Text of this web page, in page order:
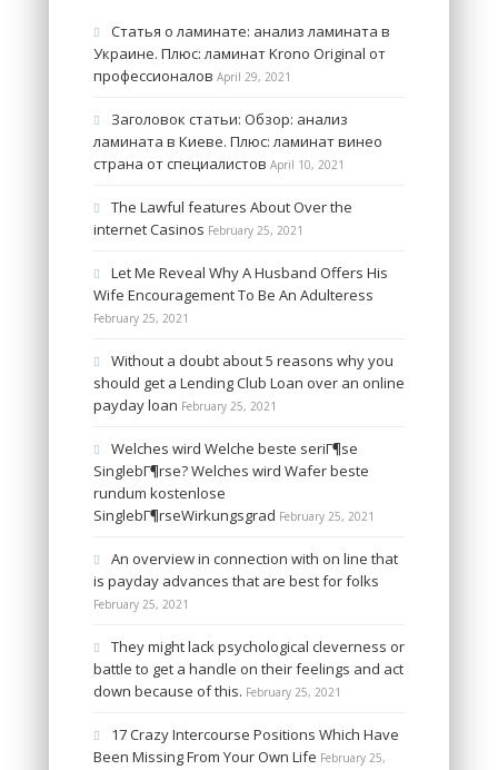
Статья о ламинате: анализ ламината в
Украине. Плюс: ламинат Krono Original от
профессионалов April 29, 2021
Заголовок статьи: Обзор: анализ
ламината в Киеве. Плюс: ламинат винео
страна от специалистов April 10, 2021
The Lawful features About Over the
internet Casinos February 25, 2021
Let Me Reveal Why A Husband Offers His
Wife Encouragement To Be An Adulteress
February 25, 2021
Without a doubt about 5 reasons why you
should get a Lending Club Loan over an online
payday loan February 25, 2021
Welches wird Welche beste seriГ¶se
SinglebГ¶rse? Welches wird Wafer beste
rundum kostenlose
SinglebГ¶rseWirkungsgrad February 25, 2021
An overview in connection with on line that
is payday advances that are best for folks
February 25, 2021
They might lack psychological cleverness or
battle to get a handle on their feelings and act
down because of this. February 25, 2021
17 Crazy Intercourse Positions Which Have
Been Missing From Your Own Life February 25,